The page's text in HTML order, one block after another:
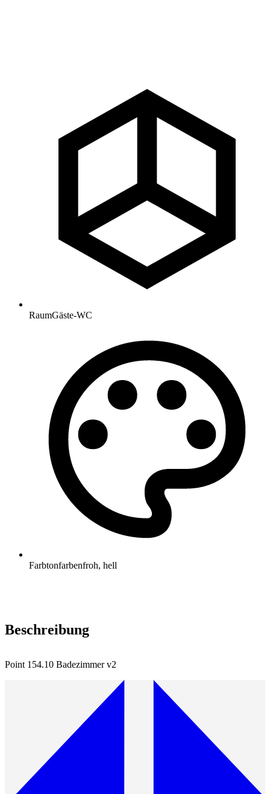
RaumGäste-WC
Farbtonfarbenfroh, hell
Beschreibung
Point 154.10 Badezimmer v2